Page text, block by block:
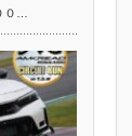
０…